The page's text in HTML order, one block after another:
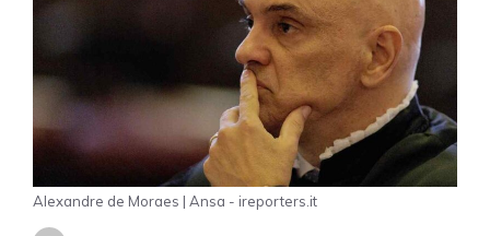
Alexandre de Moraes | Ansa - ireporters.it